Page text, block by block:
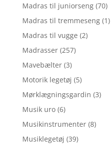
Madras til juniorseng (70)
Madras til tremmeseng (1)
Madras til vugge (2)
Madrasser (257)
Mavebælter (3)
Motorik legetøj (5)
Mørklægningsgardin (3)
Musik uro (6)
Musikinstrumenter (8)
Musiklegetøj (39)